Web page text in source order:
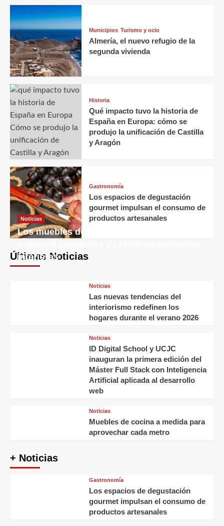
Municipios Turismo y ocio
Almería, el nuevo refugio de la
segunda vivienda
Historia
Qué impacto tuvo la historia de
España en Europa: cómo se
produjo la unificación de Castilla
y Aragón
Gastronomía
Los espacios de degustación
gourmet impulsan el consumo de
productos artesanales
Últimas Noticias
Noticias
Los muebles decorativos transforman
interiores
Noticias
Las nuevas tendencias del
interiorismo redefinen los
hogares durante el verano 2026
Noticias
ID Digital School y UCJC
inauguran la primera edición del
Máster Full Stack con Inteligencia
Artificial aplicada al desarrollo
web
Noticias
Muebles de cocina a medida para
aprovechar cada metro
+ Noticias
Gastronomía
Los espacios de degustación
gourmet impulsan el consumo de
productos artesanales